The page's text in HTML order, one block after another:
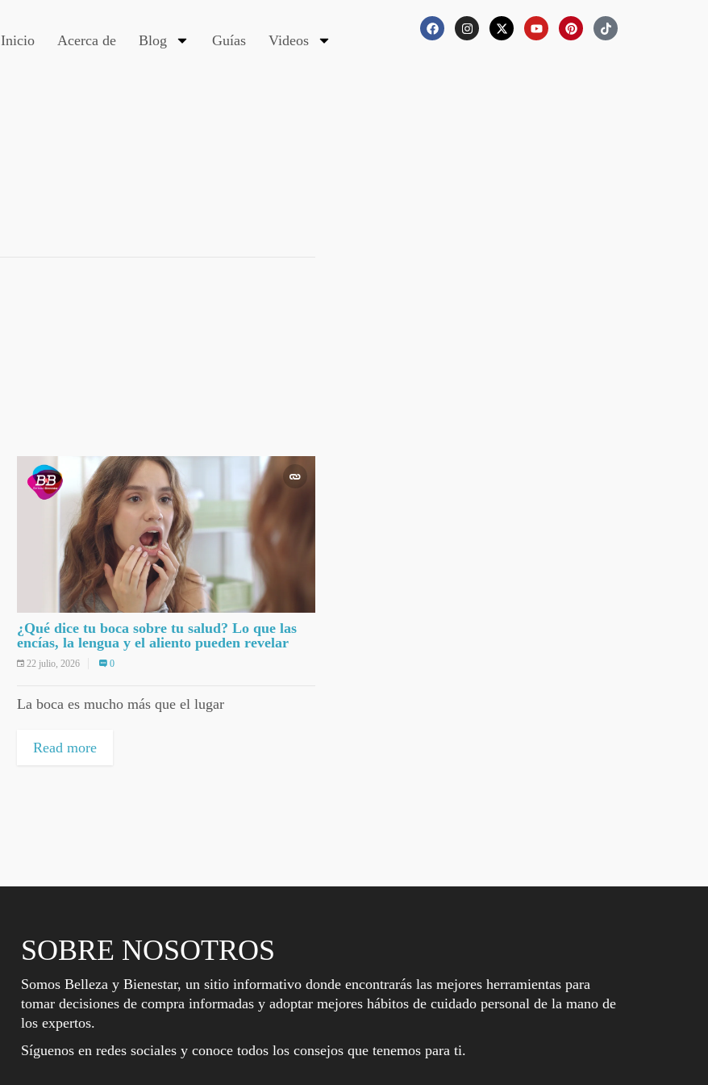
Inicio Acerca de Blog Guías Videos
¿Qué dice tu boca sobre tu salud? Lo que las
encías, la lengua y el aliento pueden revelar
22 julio, 2026 0
La boca es mucho más que el lugar
Read more
SOBRE NOSOTROS
Somos Belleza y Bienestar, un sitio informativo donde encontrarás las mejores herramientas para
tomar decisiones de compra informadas y adoptar mejores hábitos de cuidado personal de la mano de
los expertos.
Síguenos en redes sociales y conoce todos los consejos que tenemos para ti.